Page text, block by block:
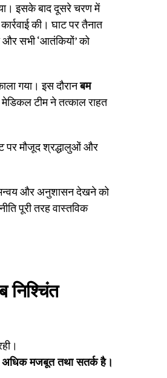
इसके बाद दूसरे चरण में
की। घाट पर तैनात
सभी ‘आतंकियों’ को
गया। इस दौरानबम
टीम ने तत्काल राहत
पर मौजूद श्रद्धालुओं और
और अनुशासन देखने को
पूरी तरह वास्तविक
निश्चिंत
अधिक मजबूत तथा सतर्क है।